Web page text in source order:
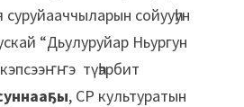
сойууһун
“Дьулуруйар Ньургун
түһэрбит
ҕы, СР культуратын